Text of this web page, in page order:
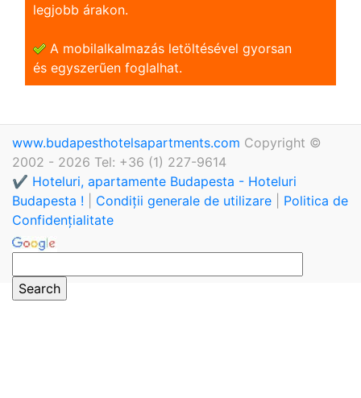
legjobb árakon.
A mobilalkalmazás letöltésével gyorsan
és egyszerũen foglalhat.
www.budapesthotelsapartments.com Copyright ©
2002 - 2026 Tel: +36 (1) 227-9614
✔️ Hoteluri, apartamente Budapesta - Hoteluri
Budapesta !
Condiții generale de utilizare
Politica de
Confidențialitate